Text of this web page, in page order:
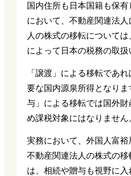
国内住所も日本国籍も保
において、不動産関連法
人の株式の移転について
によって日本の税務の取扱
「譲渡」による移転であ
要な国内源泉所得となり
与」による移転では国外財
め課税対象にはなりません
実務において、外国人富裕
不動産関連法人の株式の
は、相続や贈与も視野に